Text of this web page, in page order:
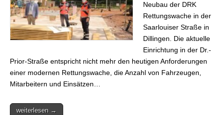
Neubau der DRK
Rettungswache in der
Saarlouiser Straße in
Dillingen. Die aktuelle
Einrichtung in der Dr.-
Prior-Straße entspricht nicht mehr den heutigen Anforderungen
einer modernen Rettungswache, die Anzahl von Fahrzeugen,
Mitarbeitern und Einsätzen…
weiterlesen →